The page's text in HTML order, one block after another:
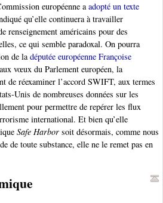
européenne aadopté un texte
qu’elle continuera à travailler
renseignement américains pour des
ce qui semble paradoxal. On pourra
de ladéputée européenne Françoise
vœux du Parlement européen, la
de réexaminer l’accord SWIFT, aux termes
Unis de nombreuses données sur les
pour permettre de repérer les flux
international. Et bien qu’elle
Safe Harbor soit désormais, comme nous
de toute substance, elle ne le remet pas en